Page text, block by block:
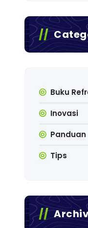
Buku
Inovasi
Panduan
Tips